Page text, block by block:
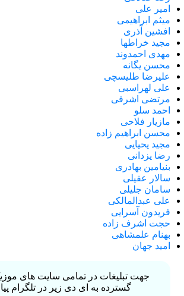
امیر علی
میثم ابراهیمی
افشین آذری
مجید خراطها
مهدی احمدوند
محسن یگانه
علیرضا طلیسچی
علی لهراسبی
مرتضی اشرفی
احمد سلو
مازیار فلاحی
محسن ابراهیم زاده
مجید یحیایی
رضا یزدانی
بنیامین بهادری
سالار عقیلی
سامان جلیلی
علی عبدالمالکی
فریدون آسرایی
حجت اشرف زاده
بهنام علمشاهی
امید جهان
جهت تبلیغات در تمامی سایت های
گسترده به ای دی زیر در تلگرام